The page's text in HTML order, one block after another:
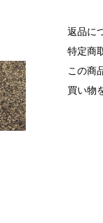
返品に
特定商
この商
買い物